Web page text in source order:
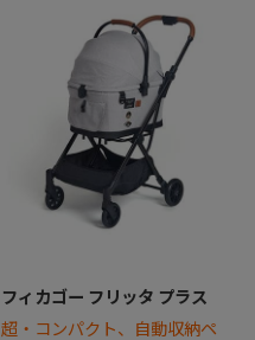
フィカゴー フリッタ プラス
超・コンパクト、自動収納ペ